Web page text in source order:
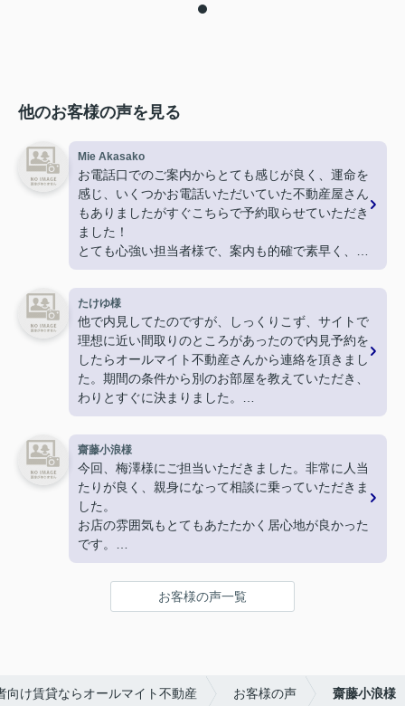
他のお客様の声を見る
Mie Akasako
お電話口でのご案内からとても感じが良く、運命を
感じ、いくつかお電話いただいていた不動産屋さん
もありましたがすぐこちらで予約取らせていただき
ました！
とても心強い担当者様で、案内も的確で素早く、
物件決定後も採寸に行ってくださったり
引越しギリギリになってしまった新居の鍵を現住所
まで届けてくださったりと
神対応でした！
駅周辺のおすすめスポットなども教えてくださり、
終始親切丁寧、分かりやすくご対応いただきまし
た。
とても気持ちの良いお部屋探しができ、素敵な不動
嬉しいです。
本当にありがとうございました！
たけゆ様
他で内見してたのですが、しっくりこず、サイトで
理想に近い間取りのところがあったので内見予約を
したらオールマイト不動産さんから連絡を頂きまし
た。期間の条件から別のお部屋を教えていただき、
わりとすぐに決まりました。
ありがとうございました。
齋藤小浪様
今回、梅澤様にご担当いただきました。非常に人当
たりが良く、親身になって相談に乗っていただきま
した。
お店の雰囲気もとてもあたたかく居心地が良かった
です。
こちらでお家探しをして良かったです。ありがとう
ございます。
お客様の声一覧
向け賃貸ならオールマイト不動産 お客様の声 齋藤小浪様